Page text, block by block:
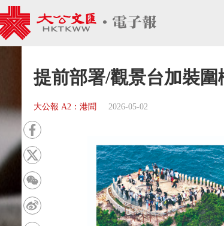
提前部署/觀景台加裝圍
大公報 A2：港聞 2026-05-02